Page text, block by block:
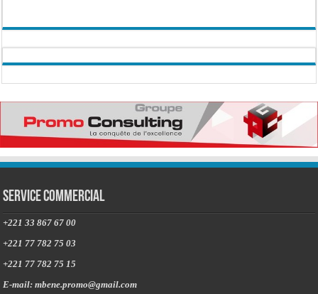
Service commercial
+221 33 867 67 00
+221 77 782 75 03
+221 77 782 75 15
E-mail: mbene.promo@gmail.com